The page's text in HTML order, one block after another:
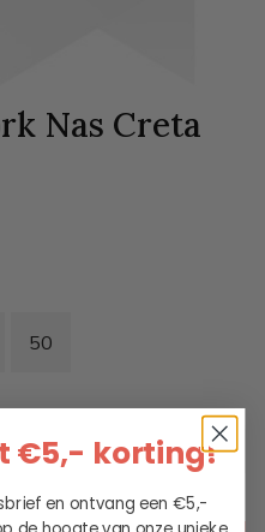
Nas Creta
50
€5,- korting!
en ontvang een €5,-